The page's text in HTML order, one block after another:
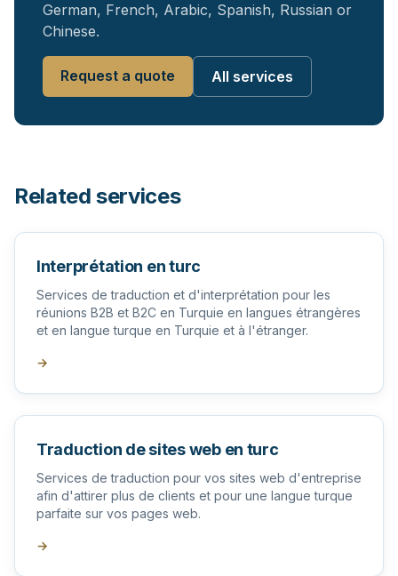
German, French, Arabic, Spanish, Russian or
Chinese.
Request a quote All services
Related services
Interprétation en turc
Services de traduction et d'interprétation pour les
réunions B2B et B2C en Turquie en langues étrangères
et en langue turque en Turquie et à l'étranger.
→
Traduction de sites web en turc
Services de traduction pour vos sites web d'entreprise
afin d'attirer plus de clients et pour une langue turque
parfaite sur vos pages web.
→